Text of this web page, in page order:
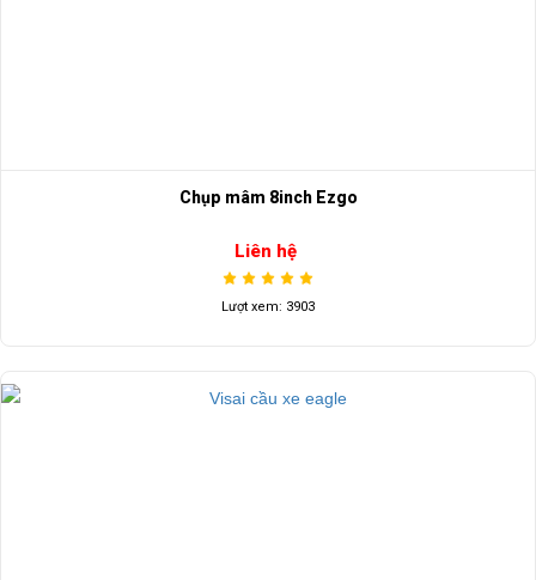
Chụp mâm 8inch Ezgo
Liên hệ
Lượt xem: 3903